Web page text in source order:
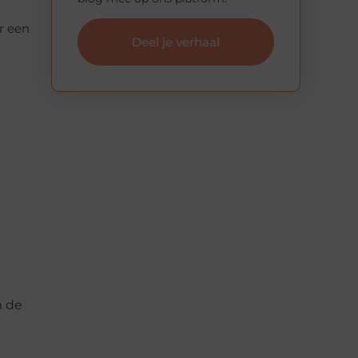
een
de
Deel je verhaal